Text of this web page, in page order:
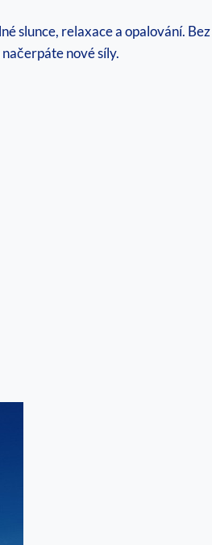
slunce, relaxace a opalování.
nové síly.